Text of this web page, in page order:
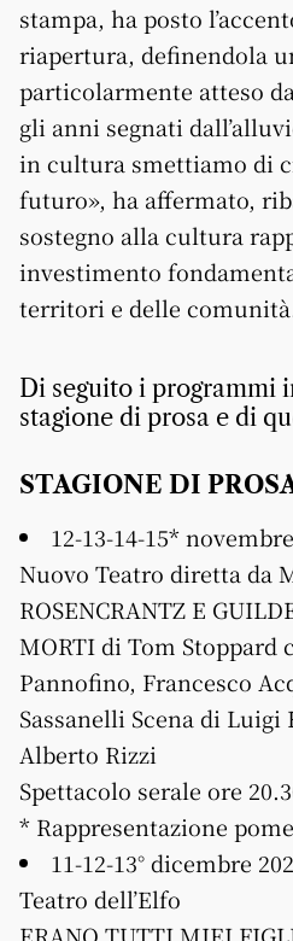
stampa, ha posto
riapertura, definendola
particolarmente atteso
gli anni segnati
in cultura smettiamo di
futuro», ha affermato,
sostegno alla cultura
investimento
territori e delle
Di seguito i programmi
stagione di prosa e di
STAGIONE DI
12-13-14-15*
Nuovo Teatro diretta da
ROSENCRANTZ E
MORTI di Tom Stoppard
Pannofino, Francesco
Sassanelli Scena di Luigi
Alberto Rizzi
Spettacolo serale ore
* Rappresentazione
11-12-13° dicembre
Teatro dell’Elfo
ERANO TUTTI MIEI